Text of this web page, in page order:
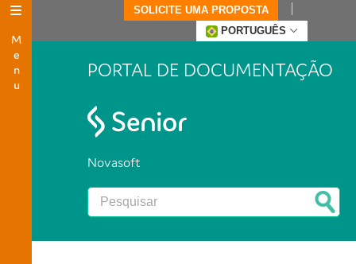
Menu
SOLICITE UMA PROPOSTA
PORTUGUÊS
PORTAL DE DOCUMENTAÇÃO
Novasoft